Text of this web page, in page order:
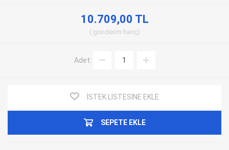
10.709,00 TL
gönderim hariç
Adet:
İSTEK LISTESINE EKLE
SEPETE EKLE